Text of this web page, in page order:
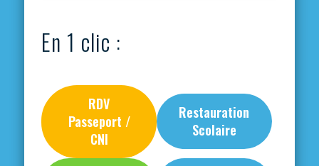
En 1 clic :
RDV
Passeport /
CNI
Restauration
Scolaire